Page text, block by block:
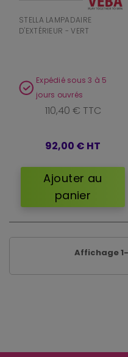
STELLA LAMPADAIRE
D'EXTÉRIEUR - VERT
Expédié sous 3 à 5
jours ouvrés
110,40 € TTC
92,00 € HT
Ajouter au
panier
Affichage